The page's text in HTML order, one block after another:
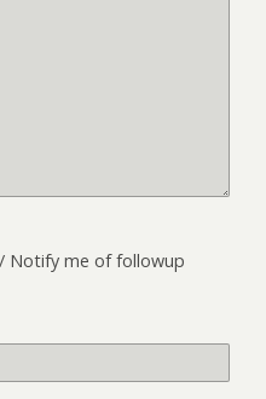
Notify me of followup